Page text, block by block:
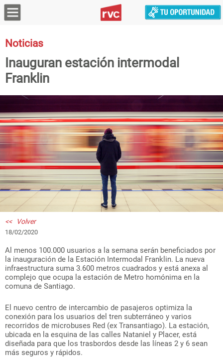
Noticias
Inauguran estación intermodal
Franklin
<< Volver
18/02/2020
Al menos 100.000 usuarios a la semana serán beneficiados por
la inauguración de la Estación Intermodal Franklin. La nueva
infraestructura suma 3.600 metros cuadrados y está anexa al
complejo que ocupa la estación de Metro homónima en la
comuna de Santiago.
El nuevo centro de intercambio de pasajeros optimiza la
conexión para los usuarios del tren subterráneo y varios
recorridos de microbuses Red (ex Transantiago). La estación,
ubicada en la esquina de las calles Nataniel y Placer, está
diseñada para que los trasbordos desde las líneas 2 y 6 sean
más seguros y rápidos.